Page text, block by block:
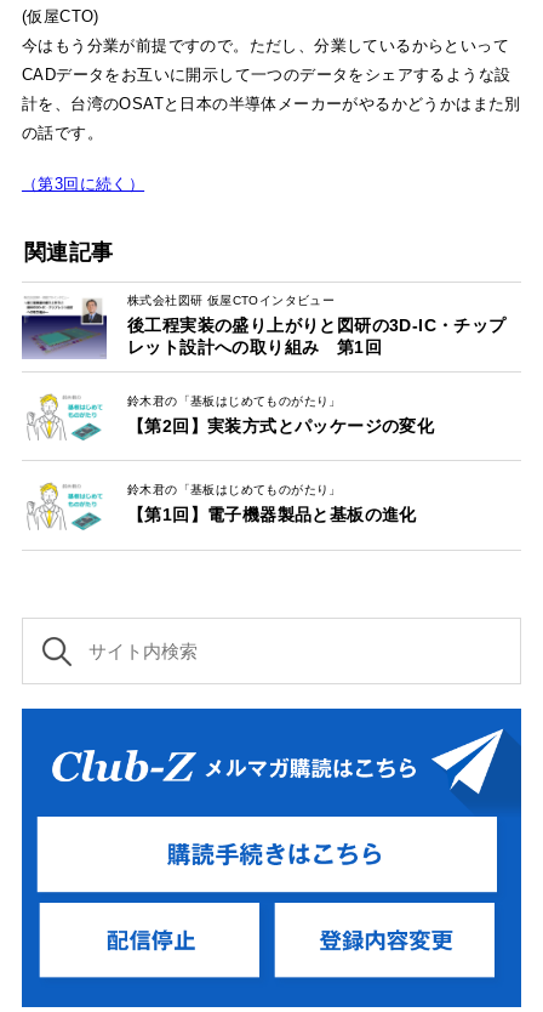
(仮屋CTO)
今はもう分業が前提ですので。ただし、分業しているからといって
CADデータをお互いに開示して一つのデータをシェアするような設
計を、台湾のOSATと日本の半導体メーカーがやるかどうかはまた別
の話です。
（第3回に続く）
関連記事
株式会社図研 仮屋CTOインタビュー
後工程実装の盛り上がりと図研の3D-IC・チップ
レット設計への取り組み 第1回
鈴木君の「基板はじめてものがたり」
【第2回】実装方式とパッケージの変化
鈴木君の「基板はじめてものがたり」
【第1回】電子機器製品と基板の進化